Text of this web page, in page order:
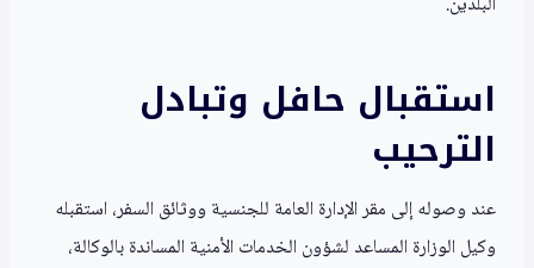
استقبال حافل وتبادل
الترحيب
عند وصوله إلى مقر الإدارة العامة للجنسية ووثائق السفر، استقبله
وكيل الوزارة المساعد لشؤون الخدمات الأمنية المساندة بالوكالة،